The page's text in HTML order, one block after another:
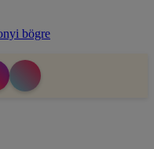
bögre